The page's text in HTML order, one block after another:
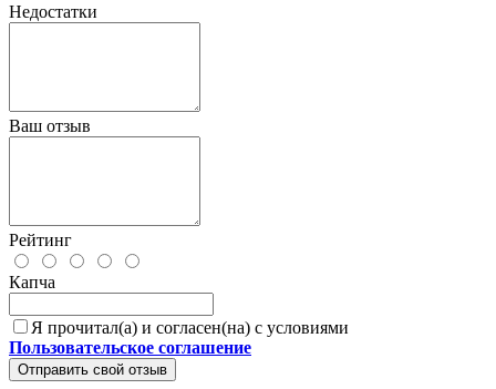
Недостатки
Ваш отзыв
Рейтинг
Капча
Я прочитал(а) и согласен(на) с условиями
Пользовательское соглашение
Отправить свой отзыв